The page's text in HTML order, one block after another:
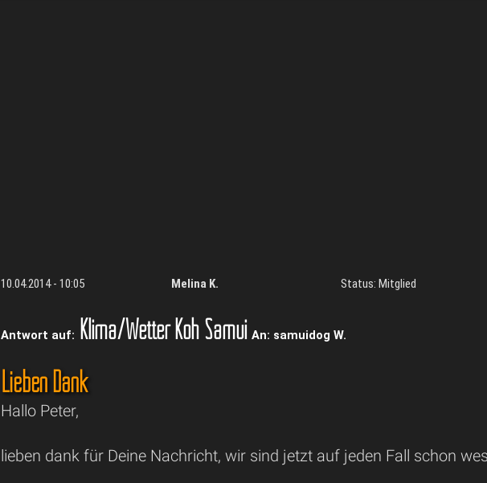
10.04.2014 - 10:05 Melina K. Status: Mitglied
Antwort auf: Klima/Wetter Koh SamuiAn: samuidog W.
Lieben Dank
Hallo Peter,
lieben dank für Deine Nachricht, wir sind jetzt auf jeden Fall schon